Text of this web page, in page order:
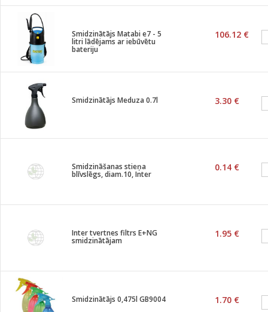
Smidzinātājs Matabi e7 - 5
litri lādējams ar iebūvētu
bateriju
106.12 €
Smidzinātājs Meduza 0.7l 3.30 €
Smidzināšanas stieņa
blīvslēgs, diam.10, Inter
0.14 €
Inter tvertnes filtrs E+NG
smidzinātājam
1.95 €
Smidzinātājs 0,475l GB9004 1.70 €